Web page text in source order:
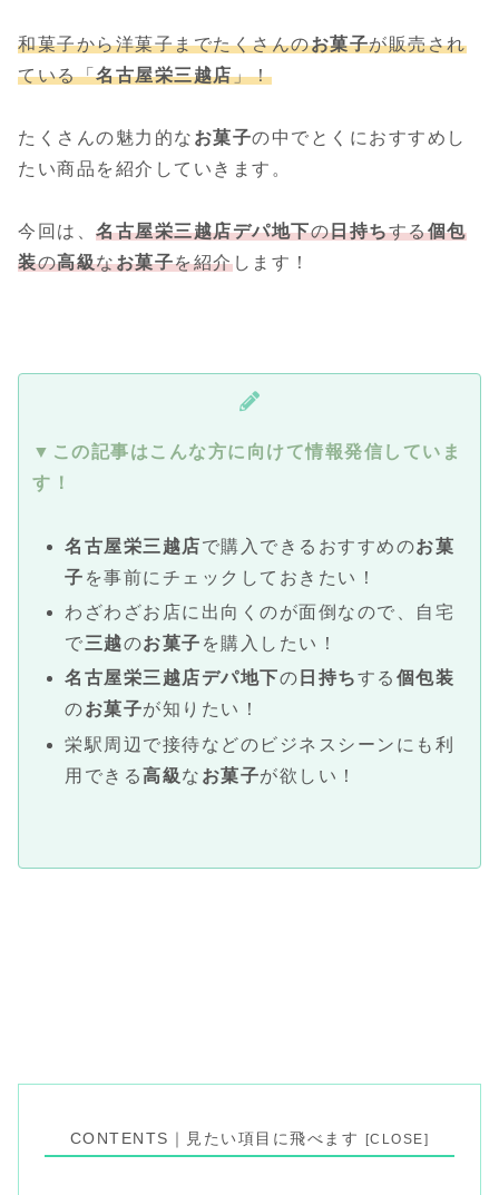
和菓子から洋菓子までたくさんのお菓子が販売され
ている「名古屋栄三越店」！
たくさんの魅力的な お菓子の中でとくにおすすめし
たい商品を紹介していきます。
今回は、 名古屋栄三越店デパ地下の日持ちする個包
装の高級なお菓子を紹介します！
▼この記事はこんな方に向けて情報発信していま
す！
名古屋栄三越店で購入できるおすすめのお菓
子 を事前にチェックしておきたい！
わざわざお店に出向くのが面倒なので、自宅
で三越のお菓子 を購入したい！
名古屋栄三越店デパ地下の 日持ちする 個包装
のお菓子が知りたい！
栄駅周辺で接待などのビジネスシーンにも利
用できる高級な お菓子が欲しい！
CONTENTS｜見たい項目に飛べます